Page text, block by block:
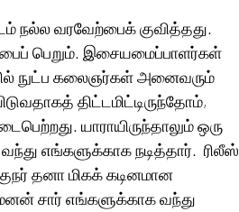
நல்ல வரவேற்பைக் குவித்தது.
பெறும். இசையமைப்பாளர்கள்
நுட்ப கலைஞர்கள் அனைவரும்
திட்டமிட்டிருந்தோம்,
யாராயிருந்தாலும் ஒரு
எங்களுக்காக நடித்தார்.  ரிலீஸ்
தனா மிகக் கடினமான
சார் எங்களுக்காக வந்து